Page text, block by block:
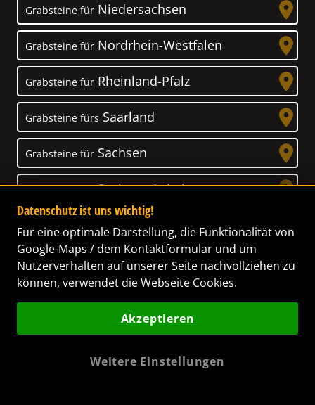
Grabsteine für Niedersachsen
Grabsteine für Nordrhein-Westfalen
Grabsteine für Rheinland-Pfalz
Grabsteine fürs Saarland
Grabsteine für Sachsen
Grabsteine fürSachsen-Anhalt
Grabsteine für Schleswig-Holstein
Grabsteine fürThüringen
Unser Anspruch
Datenschutz ist uns wichtig!
Für eine optimale Darstellung, die Funktionalität von
Google-Maps / dem Kontaktformular und um
Nutzerverhalten auf unserer Seite nachvollziehen zu
können, verwendet die Webseite Cookies.
Akzeptieren
Weitere Einstellungen